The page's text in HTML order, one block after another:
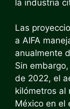
la industria
Las
a AIFA
anualmente
Sin
de 2022, el
kilómetros al
México en el